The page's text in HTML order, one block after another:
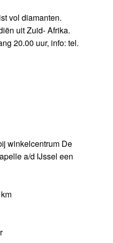
vol diamanten.
uit Zuid- Afrika.
20.00 uur, info: tel.
winkelcentrum De
a/d IJssel een